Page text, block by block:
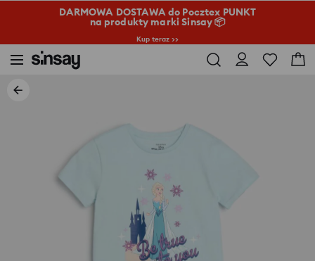
DARMOWA DOSTAWA do Pocztex PUNKT
na produkty marki Sinsay 📦
Kup teraz >>